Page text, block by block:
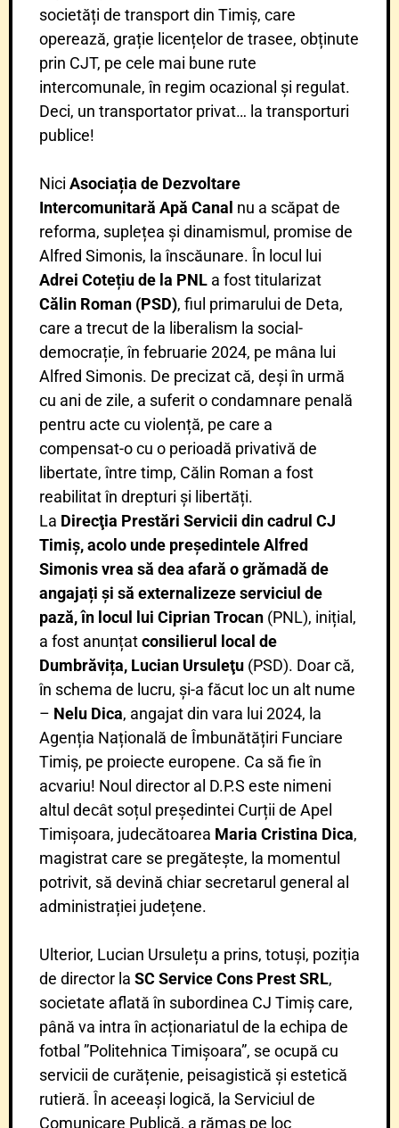
societăți de transport din Timiș, care
operează, grație licențelor de trasee, obținute
prin CJT, pe cele mai bune rute
intercomunale, în regim ocazional și regulat.
Deci, un transportator privat… la transporturi
publice!
Nici Asociația de Dezvoltare
Intercomunitară Apă Canal nu a scăpat de
reforma, suplețea și dinamismul, promise de
Alfred Simonis, la înscăunare. În locul lui
Adrei Cotețiu de la PNL a fost titularizat
Călin Roman (PSD), fiul primarului de Deta,
care a trecut de la liberalism la social-
democrație, în februarie 2024, pe mâna lui
Alfred Simonis. De precizat că, deși în urmă
cu ani de zile, a suferit o condamnare penală
pentru acte cu violență, pe care a
compensat-o cu o perioadă privativă de
libertate, între timp, Călin Roman a fost
reabilitat în drepturi și libertăți.
La Direcţia Prestări Servicii din cadrul CJ
Timiș, acolo unde președintele Alfred
Simonis vrea să dea afară o grămadă de
angajați și să externalizeze serviciul de
pază, în locul lui Ciprian Trocan (PNL), inițial,
a fost anunțatconsilierul local de
Dumbrăvița, Lucian Ursuleţu (PSD). Doar că,
în schema de lucru, și-a făcut loc un alt nume
– Nelu Dica, angajat din vara lui 2024, la
Agenția Națională de Îmbunătățiri Funciare
Timiș, pe proiecte europene. Ca să fie în
acvariu! Noul director al D.P.S este nimeni
altul decât soțul președintei Curții de Apel
Timișoara, judecătoarea Maria Cristina Dica,
magistrat care se pregătește, la momentul
potrivit, să devină chiar secretarul general al
administrației județene.
Ulterior, Lucian Ursulețu a prins, totuși, poziția
de director la SC Service Cons Prest SRL,
societate aflată în subordinea CJ Timiș care,
până va intra în acționariatul de la echipa de
fotbal ”Politehnica Timișoara”, se ocupă cu
servicii de curățenie, peisagistică și estetică
rutieră. În aceeași logică, la Serviciul de
Comunicare Publică, a rămas pe loc